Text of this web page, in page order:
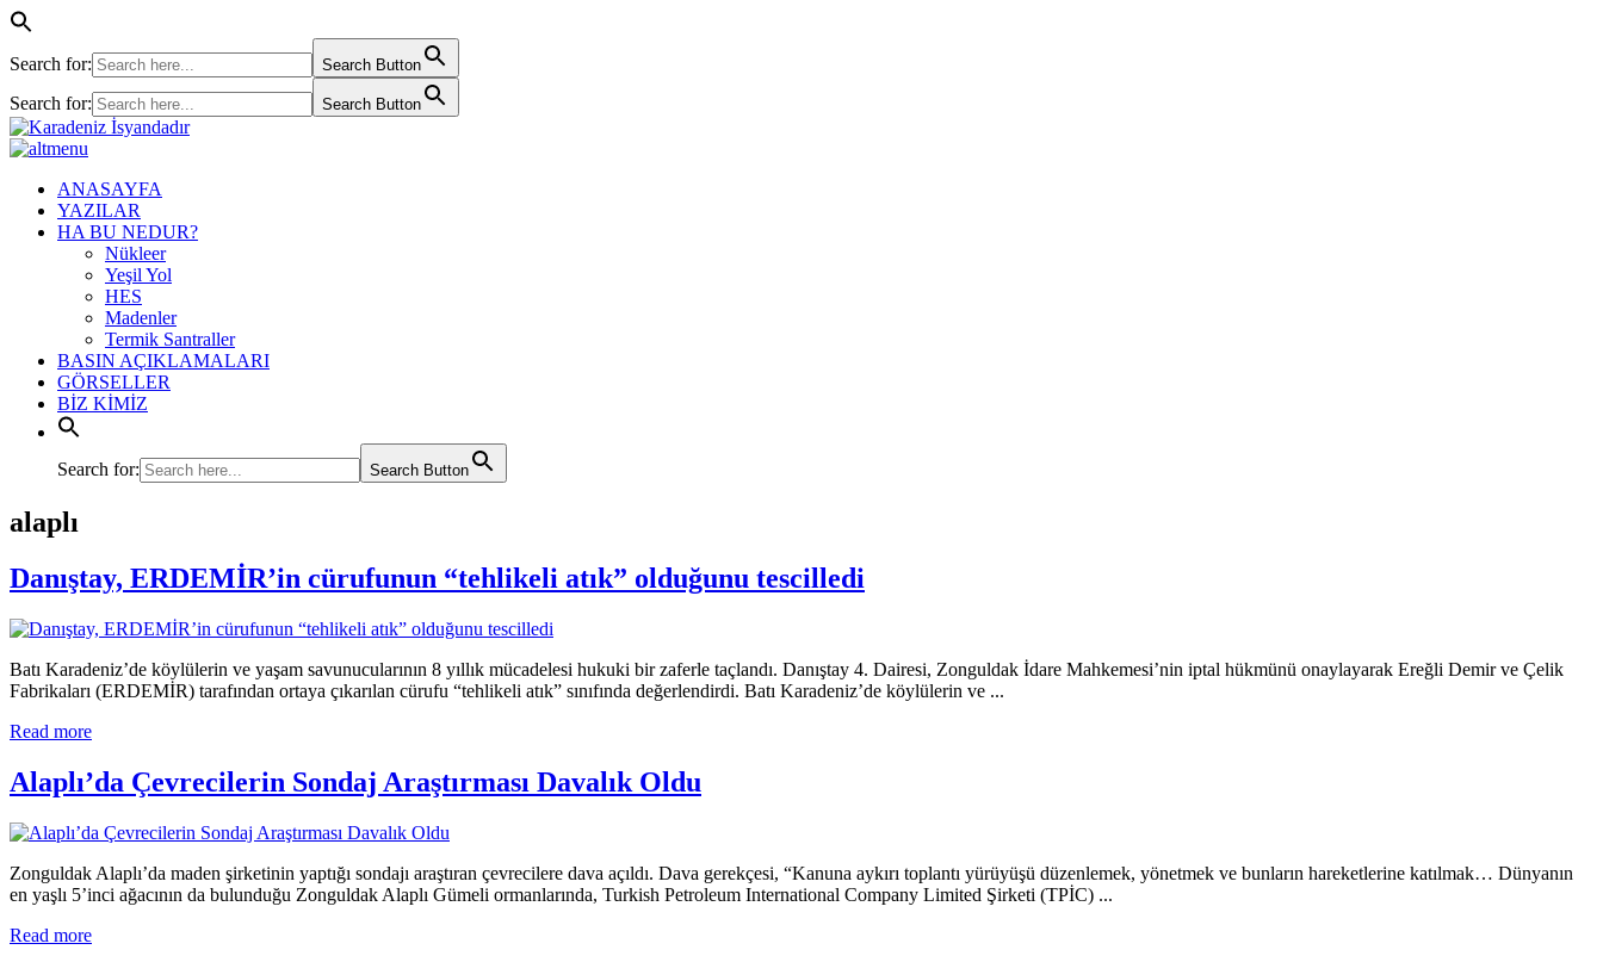
Search for: Search Button
Search for: Search Button
ANASAYFA
YAZILAR
HA BU NEDUR?
Nükleer
Yeşil Yol
HES
Madenler
Termik Santraller
BASIN AÇIKLAMALARI
GÖRSELLER
BİZ KİMİZ
Search for: Search Button
alaplı
Danıştay, ERDEMİR’in cürufunun “tehlikeli atık” olduğunu tescilledi
Batı Karadeniz’de köylülerin ve yaşam savunucularının 8 yıllık mücadelesi hukuki bir zaferle taçlandı. Danıştay 4. Dairesi, Zonguldak İdare Mahkemesi’nin iptal hükmünü onaylayarak Ereğli Demir ve Çelik
Fabrikaları (ERDEMİR) tarafından ortaya çıkarılan cürufu “tehlikeli atık” sınıfında değerlendirdi. Batı Karadeniz’de köylülerin ve ...
Read more
Alaplı’da Çevrecilerin Sondaj Araştırması Davalık Oldu
Zonguldak Alaplı’da maden şirketinin yaptığı sondajı araştıran çevrecilere dava açıldı. Dava gerekçesi, “Kanuna aykırı toplantı yürüyüşü düzenlemek, yönetmek ve bunların hareketlerine katılmak… Dünyanın
en yaşlı 5’inci ağacının da bulunduğu Zonguldak Alaplı Gümeli ormanlarında, Turkish Petroleum International Company Limited Şirketi (TPİC) ...
Read more